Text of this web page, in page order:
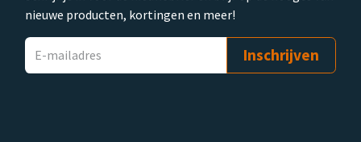
nieuwe producten, kortingen en meer!
Inschrijven